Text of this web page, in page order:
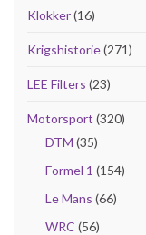
Klokker(16)
Krigshistorie(271)
LEE Filters (23)
Motorsport (320)
DTM (35)
Formel 1 (154)
Le Mans (66)
WRC (56)